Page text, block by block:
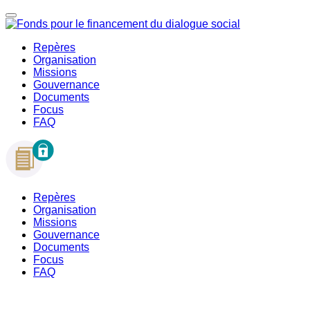
Repères
Organisation
Missions
Gouvernance
Documents
Focus
FAQ
Repères
Organisation
Missions
Gouvernance
Documents
Focus
FAQ